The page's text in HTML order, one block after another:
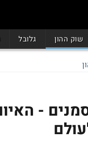
שוק ההון גלובל
-